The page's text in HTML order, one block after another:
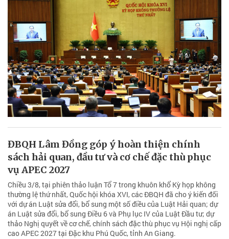
ĐBQH Lâm Đồng góp ý hoàn thiện chính
sách hải quan, đầu tư và cơ chế đặc thù phục
vụ APEC 2027
Chiều 3/8, tại phiên thảo luận Tổ 7 trong khuôn khổ Kỳ họp không
thường lệ thứ nhất, Quốc hội khóa XVI, các ĐBQH đã cho ý kiến đối
với dự án Luật sửa đổi, bổ sung một số điều của Luật Hải quan; dự
án Luật sửa đổi, bổ sung Điều 6 và Phụ lục IV của Luật Đầu tư; dự
thảo Nghị quyết về cơ chế, chính sách đặc thù phục vụ Hội nghị cấp
cao APEC 2027 tại Đặc khu Phú Quốc, tỉnh An Giang.